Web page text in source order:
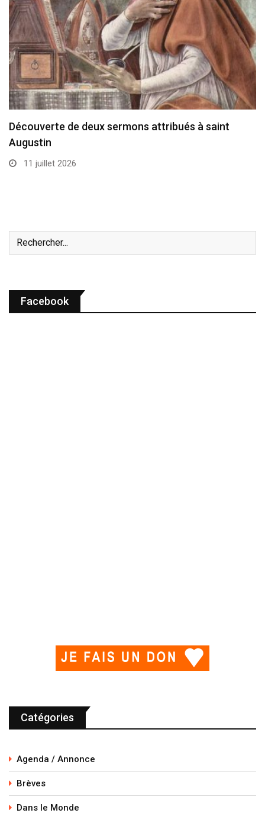
Découverte de deux sermons attribués à saint
Augustin
11 juillet 2026
Facebook
Catégories
Agenda / Annonce
Brèves
Dans le Monde